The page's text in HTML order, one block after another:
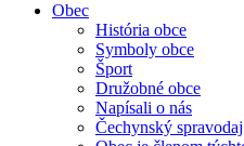
Obec
História obce
Symboly obce
Šport
Družobné obce
Napísali o nás
Čechynský spravodaj